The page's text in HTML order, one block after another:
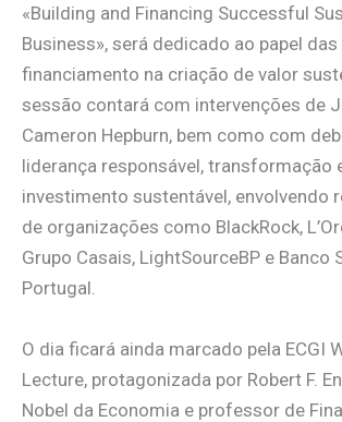
«Building and Financing Successful
Business», será dedicado ao papel
financiamento na criação de valor
sessão contará com intervenções de
Cameron Hepburn, bem como com
liderança responsável, transformação
investimento sustentável, envolvendo
de organizações como BlackRock,
Grupo Casais, LightSourceBP e Banco
Portugal.
O dia ficará ainda marcado pela ECGI
Lecture, protagonizada por Robert F.
Nobel da Economia e professor de